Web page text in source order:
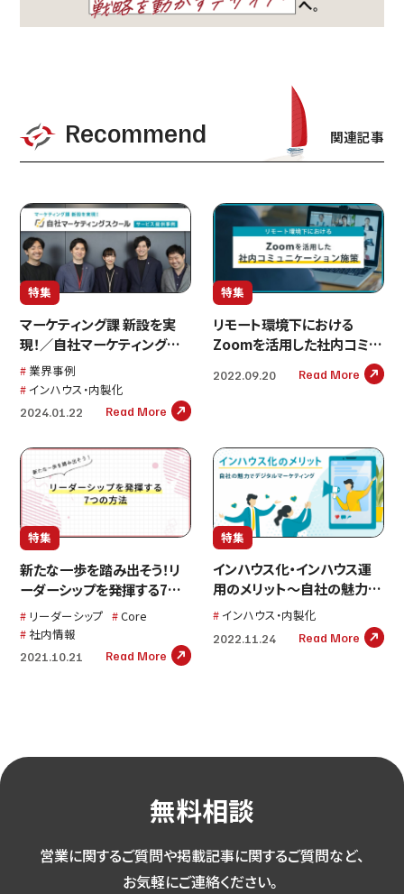
Recommend 関連記事
特集
マーケティング課 新設を実
現！／自社マーケティングス
クール【サービス提供事例】
業界事例
インハウス・内製化
2024.01.22 Read More
特集
リモート環境下における
Zoomを活用した社内コミュ
2022.09.20 Read More
特集
新たな一歩を踏み出そう！リ
ーダーシップを発揮する7つ
の方法
リーダーシップ
Core
社内情報
2021.10.21 Read More
特集
インハウス化・インハウス運
用のメリット～自社の魅力で
デジタルマーケティング～
インハウス・内製化
2022.11.24 Read More
無料相談
営業に関するご質問や掲載記事に関するご質問など、
お気軽にご連絡ください。